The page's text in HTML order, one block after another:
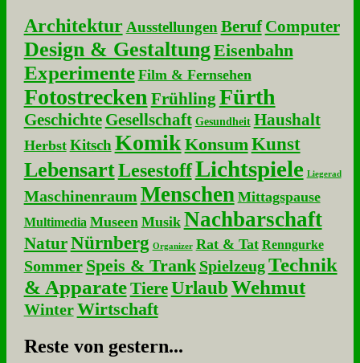
Architektur Ausstellungen Beruf Computer
Design & GestaltungEisenbahn
Experimente Film & Fernsehen
Fotostrecken Frühling Fürth
Geschichte Gesellschaft Gesundheit Haushalt
Herbst Kitsch KomikKonsumKunst
LebensartLesestoffLichtspiele Liegerad
Maschinenraum Menschen Mittagspause
Multimedia Museen Musik Nachbarschaft
NaturNürnberg Organizer Rat & Tat Renngurke
Sommer Speis & Trank Spielzeug Technik
& Apparate Tiere UrlaubWehmut
Winter Wirtschaft
Re­ste von ge­stern...